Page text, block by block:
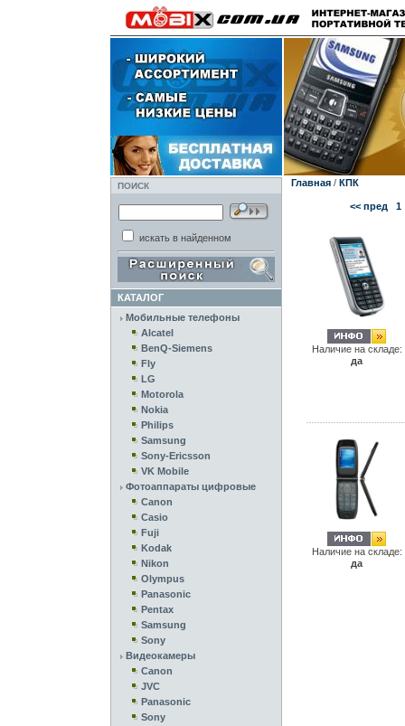
ПОИСК
искать в найденном
КАТАЛОГ
Мобильные телефоны
Alcatel
BenQ-Siemens
Fly
LG
Motorola
Nokia
Philips
Samsung
Sony-Ericsson
VK Mobile
Фотоаппараты цифровые
Canon
Casio
Fuji
Kodak
Nikon
Olympus
Panasonic
Pentax
Samsung
Sony
Видеокамеры
Canon
JVC
Panasonic
Sony
Главная/ КПК
<< пред 1
Наличие на складе:
да
Наличие на складе:
да